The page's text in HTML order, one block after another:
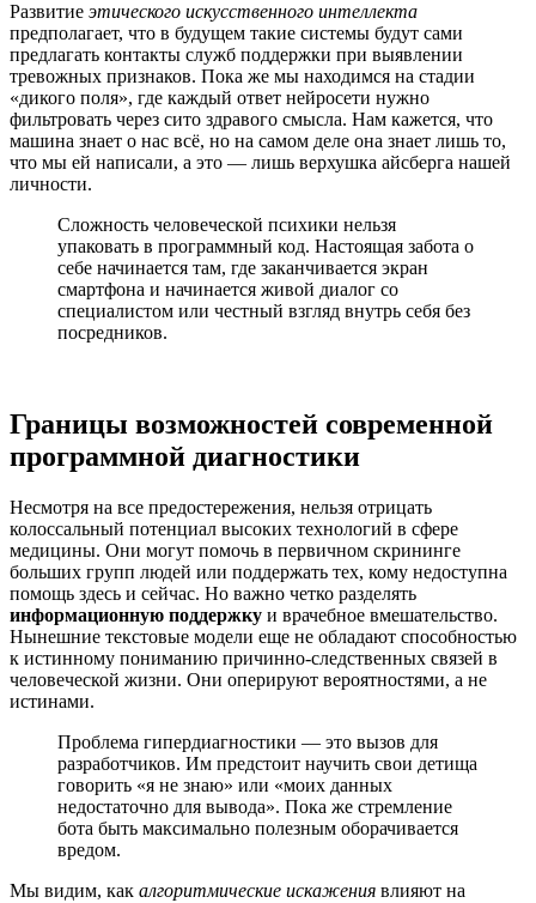
Развитие этического искусственного интеллекта
предполагает, что в будущем такие системы будут сами
предлагать контакты служб поддержки при выявлении
тревожных признаков. Пока же мы находимся на стадии
«дикого поля», где каждый ответ нейросети нужно
фильтровать через сито здравого смысла. Нам кажется, что
машина знает о нас всё, но на самом деле она знает лишь то,
что мы ей написали, а это — лишь верхушка айсберга нашей
личности.
Сложность человеческой психики нельзя
упаковать в программный код. Настоящая забота о
себе начинается там, где заканчивается экран
смартфона и начинается живой диалог со
специалистом или честный взгляд внутрь себя без
посредников.
Границы возможностей современной
программной диагностики
Несмотря на все предостережения, нельзя отрицать
колоссальный потенциал высоких технологий в сфере
медицины. Они могут помочь в первичном скрининге
больших групп людей или поддержать тех, кому недоступна
помощь здесь и сейчас. Но важно четко разделять
информационную поддержку и врачебное вмешательство.
Нынешние текстовые модели еще не обладают способностью
к истинному пониманию причинно-следственных связей в
человеческой жизни. Они оперируют вероятностями, а не
истинами.
Проблема гипердиагностики — это вызов для
разработчиков. Им предстоит научить свои детища
говорить «я не знаю» или «моих данных
недостаточно для вывода». Пока же стремление
бота быть максимально полезным оборачивается
вредом.
Мы видим, как алгоритмические искажения влияют на